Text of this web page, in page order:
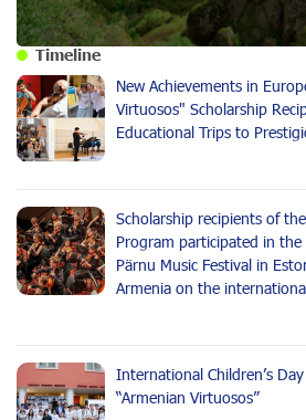
Timeline
New Achievements in
Virtuosos" Scholarship
Educational Trips to
Scholarship recipients of
Program participated in the
Pärnu Music Festival in
Armenia on the
International Children’s
“Armenian Virtuosos”